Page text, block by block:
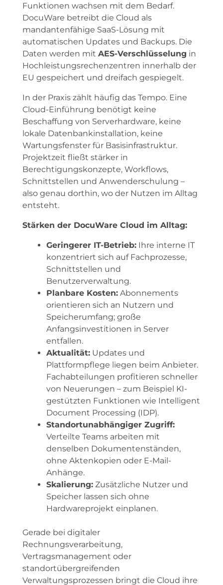
Funktionen wachsen mit dem Bedarf.
DocuWare betreibt die Cloud als
mandantenfähige SaaS-Lösung mit
automatischen Updates und Backups. Die
Daten werden mit AES-Verschlüsselung in
Hochleistungsrechenzentren innerhalb der
EU gespeichert und dreifach gespiegelt.
In der Praxis zählt häufig das Tempo. Eine
Cloud-Einführung benötigt keine
Beschaffung von Serverhardware, keine
lokale Datenbankinstallation, keine
Wartungsfenster für Basisinfrastruktur.
Projektzeit fließt stärker in
Berechtigungskonzepte, Workflows,
Schnittstellen und Anwenderschulung –
also genau dorthin, wo der Nutzen im Alltag
entsteht.
Stärken der DocuWare Cloud im Alltag:
Geringerer IT-Betrieb: Ihre interne IT
konzentriert sich auf Fachprozesse,
Schnittstellen und
Benutzerverwaltung.
Planbare Kosten: Abonnements
orientieren sich an Nutzern und
Speicherumfang; große
Anfangsinvestitionen in Server
entfallen.
Aktualität: Updates und
Plattformpflege liegen beim Anbieter.
Fachabteilungen profitieren schneller
von Neuerungen – zum Beispiel KI-
gestützten Funktionen wie Intelligent
Document Processing (IDP).
Standortunabhängiger Zugriff:
Verteilte Teams arbeiten mit
denselben Dokumentenständen,
ohne Aktenkopien oder E-Mail-
Anhänge.
Skalierung: Zusätzliche Nutzer und
Speicher lassen sich ohne
Hardwareprojekt einplanen.
Gerade bei digitaler
Rechnungsverarbeitung,
Vertragsmanagement oder
standortübergreifenden
Verwaltungsprozessen bringt die Cloud ihre